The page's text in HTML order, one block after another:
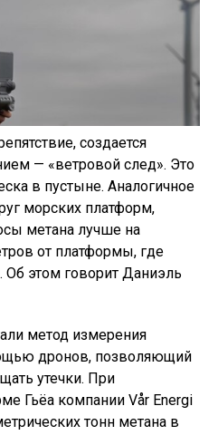
создается
— «ветровой след». Это
в пустыне. Аналогичное
морских платформ,
метана лучше на
от платформы, где
Об этом говорит Даниэль
метод измерения
дронов, позволяющий
утечки. При
Гьёа компании Vår Energi
тонн метана в